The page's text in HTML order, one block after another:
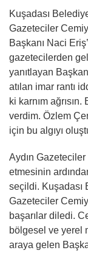
Kuşadası
Gazeteciler
Başkanı Naci
gazetecilerden
yanıtlayan
atılan imar rantı
ki karnım
verdim. Özlem
için bu algıyı
Aydın
etmesinin
seçildi. Kuşadası
Gazeteciler
başarılar diledi.
bölgesel ve yerel
araya gelen